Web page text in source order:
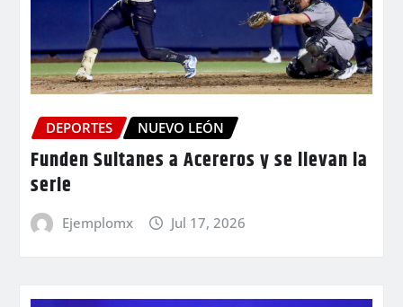
DEPORTES NUEVO LEÓN
Funden Sultanes a Acereros y se llevan la
serie
Ejemplomx Jul 17, 2026